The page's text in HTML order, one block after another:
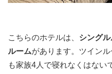
こちらのホテルは、 シング
ルームがあります。ツイン
も家族4人で寝れなくはない